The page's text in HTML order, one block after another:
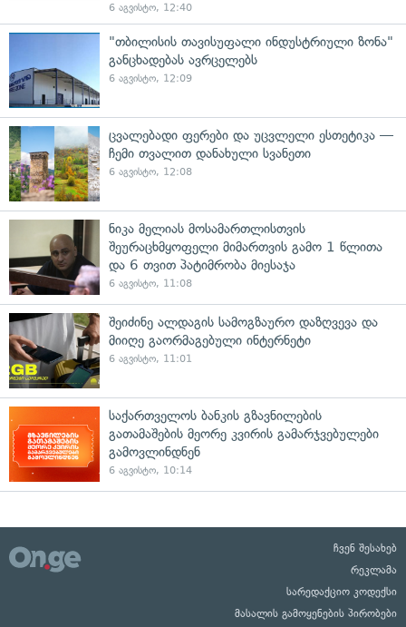
6 აგვისტო, 12:40
"თბილისის თავისუფალი ინდუსტრიული ზონა"
განცხადებას ავრცელებს
6 აგვისტო, 12:09
ცვალებადი ფერები და უცვლელი ესთეტიკა —
ჩემი თვალით დანახული სვანეთი
6 აგვისტო, 12:08
ნიკა მელიას მოსამართლისთვის
შეურაცხმყოფელი მიმართვის გამო 1 წლითა
და 6 თვით პატიმრობა მიესაჯა
6 აგვისტო, 11:08
შეიძინე ალდაგის სამოგზაურო დაზღვევა და
მიიღე გაორმაგებული ინტერნეტი
6 აგვისტო, 11:01
საქართველოს ბანკის გზავნილების
გათამაშების მეორე კვირის გამარჯვებულები
გამოვლინდნენ
6 აგვისტო, 10:14
ჩვენ შესახებ
რეკლამა
სარედაქციო კოდექსი
მასალის გამოყენების პირობები